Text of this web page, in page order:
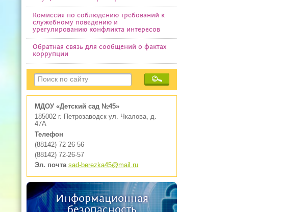
Комиссия по соблюдению требований к
служебному поведению и
урегулированию конфликта интересов
Обратная связь для сообщений о фактах
коррупции
МДОУ «Детский сад №45»
185002 г. Петрозаводск ул. Чкалова, д.
47А
Телефон
(88142) 72-26-56
(88142) 72-26-57
Эл. почта sad-berezka45@mail.ru
Информационная